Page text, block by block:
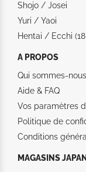
Shojo / Josei
Yuri / Yaoi
Hentai / Ecchi
A PROPOS
Qui sommes-
Aide & FAQ
Vos paramètres
Politique de
Conditions
MAGASINS